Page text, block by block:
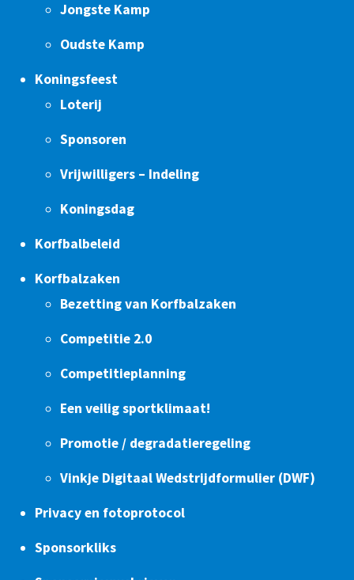
Jongste Kamp
Oudste Kamp
Koningsfeest
Loterij
Sponsoren
Vrijwilligers – Indeling
Koningsdag
Korfbalbeleid
Korfbalzaken
Bezetting van Korfbalzaken
Competitie 2.0
Competitieplanning
Een veilig sportklimaat!
Promotie / degradatieregeling
Vinkje Digitaal Wedstrijdformulier (DWF)
Privacy en fotoprotocol
Sponsorkliks